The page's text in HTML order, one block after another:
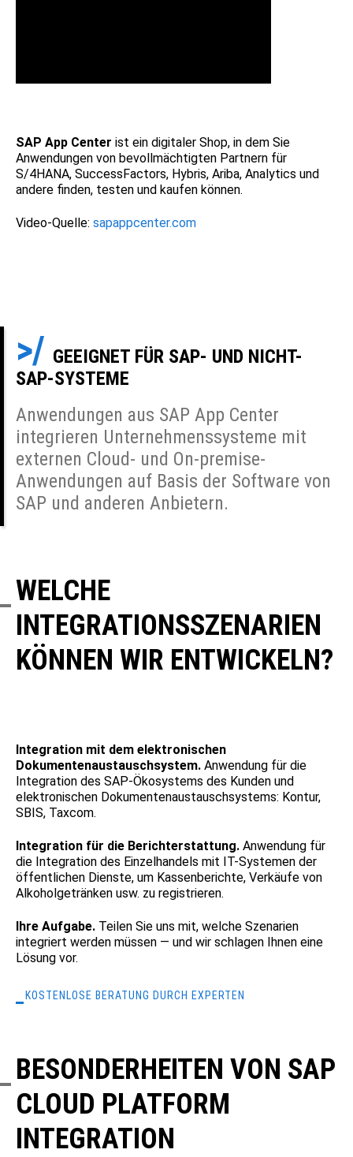
SAP App Center ist ein digitaler Shop, in dem Sie
Anwendungen von bevollmächtigten Partnern für
S/4HANA, SuccessFactors, Hybris, Ariba, Analytics und
andere finden, testen und kaufen können.
Video-Quelle: sapappcenter.com
GEEIGNET FÜR SAP- UND NICHT-
SAP-SYSTEME
Anwendungen aus SAP App Сenter
integrieren Unternehmenssysteme mit
externen Cloud- und On-premise-
Anwendungen auf Basis der Software von
SAP und anderen Anbietern.
WELCHE
INTEGRATIONSSZENARIEN
KÖNNEN WIR ENTWICKELN?
Integration mit dem elektronischen
Dokumentenaustauschsystem. Anwendung für die
Integration des SAP-Ökosystems des Kunden und
elektronischen Dokumentenaustauschsystems: Kontur,
SBIS, Taxcom.
Integration für die Berichterstattung. Anwendung für
die Integration des Einzelhandels mit IT-Systemen der
öffentlichen Dienste, um Kassenberichte, Verkäufe von
Alkoholgetränken usw. zu registrieren.
Ihre Aufgabe. Teilen Sie uns mit, welche Szenarien
integriert werden müssen — und wir schlagen Ihnen eine
Lösung vor.
KOSTENLOSE BERATUNG DURCH EXPERTEN
BESONDERHEITEN VON SAP
CLOUD PLATFORM
INTEGRATION